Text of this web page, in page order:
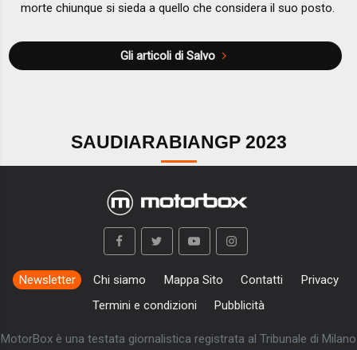
morte chiunque si sieda a quello che considera il suo posto.
Gli articoli di Salvo
SAUDIARABIANGP 2023
Newsletter Chi siamo Mappa Sito Contatti
Privacy
Termini e condizioni
Pubblicità
MotorBox è una testata giornalistica registrata al Tribunale di Milano